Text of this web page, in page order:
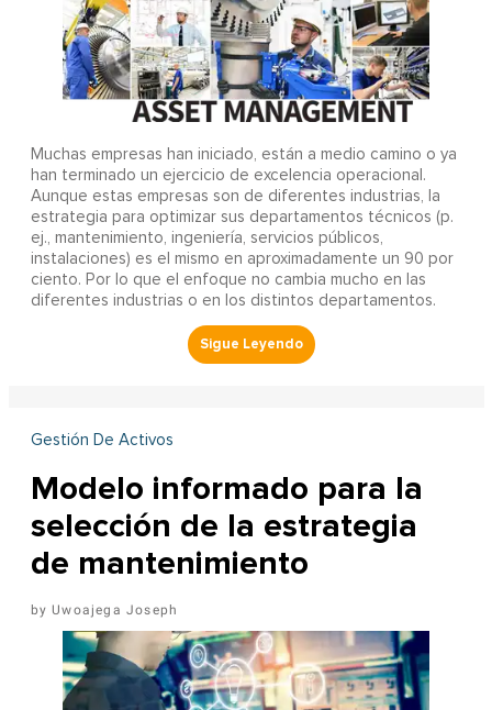
Muchas empresas han iniciado, están a medio camino o ya
han terminado un ejercicio de excelencia operacional.
Aunque estas empresas son de diferentes industrias, la
estrategia para optimizar sus departamentos técnicos (p.
ej., mantenimiento, ingeniería, servicios públicos,
instalaciones) es el mismo en aproximadamente un 90 por
ciento. Por lo que el enfoque no cambia mucho en las
diferentes industrias o en los distintos departamentos.
Gestión De Activos
Modelo informado para la
selección de la estrategia
de mantenimiento
Uwoajega Joseph